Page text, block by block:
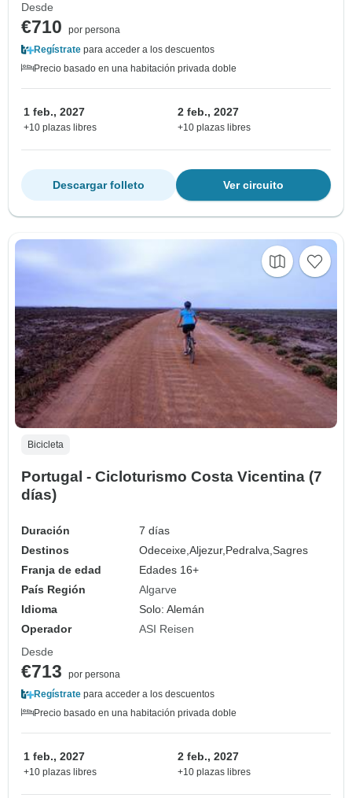
Desde
€710
por persona
Regístrate para acceder a los descuentos
Precio basado en una habitación privada doble
1 feb., 2027
+10 plazas libres
2 feb., 2027
+10 plazas libres
Ver circuito
Descargar folleto
Bicicleta
Portugal - Cicloturismo Costa Vicentina (7
días)
Duración
7 días
Destinos
Odeceixe,Aljezur, Pedralva,Sagres
Franja de edad
Edades 16+
País Región
Algarve
Idioma
Solo: Alemán
Operador
ASI Reisen
Desde
€713
por persona
Regístrate para acceder a los descuentos
Precio basado en una habitación privada doble
1 feb., 2027
+10 plazas libres
2 feb., 2027
+10 plazas libres